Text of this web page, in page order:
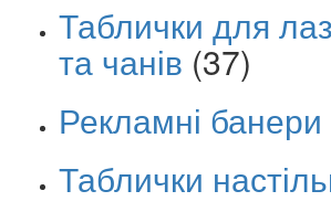
Таблички для
та чанів (37)
Рекламні банери
Таблички